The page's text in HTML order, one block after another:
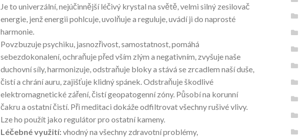
Je to univerzální, nejúčinnější léčivý krystal na světě, velmi silný zesilovač
energie, jenž energii pohlcuje, uvolňuje a reguluje, uvádí ji do naprosté
harmonie.
Povzbuzuje psychiku, jasnozřivost, samostatnost, pomáhá
sebezdokonalení, ochraňuje před vším zlým a negativním, zvyšuje naše
duchovní síly, harmonizuje, odstraňuje bloky a stává se zrcadlem naší duše,
čistí a chrání auru, zajišťuje klidný spánek. Odstraňuje škodlivé
elektromagnetické záření, čistí geopatogenní zóny. Působí na korunní
čakru a ostatní čistí. Při meditaci dokáže odfiltrovat všechny rušivé vlivy.
Lze ho použít jako regulátor pro ostatní kameny.
Léčebné využití:vhodný na všechny zdravotní problémy,